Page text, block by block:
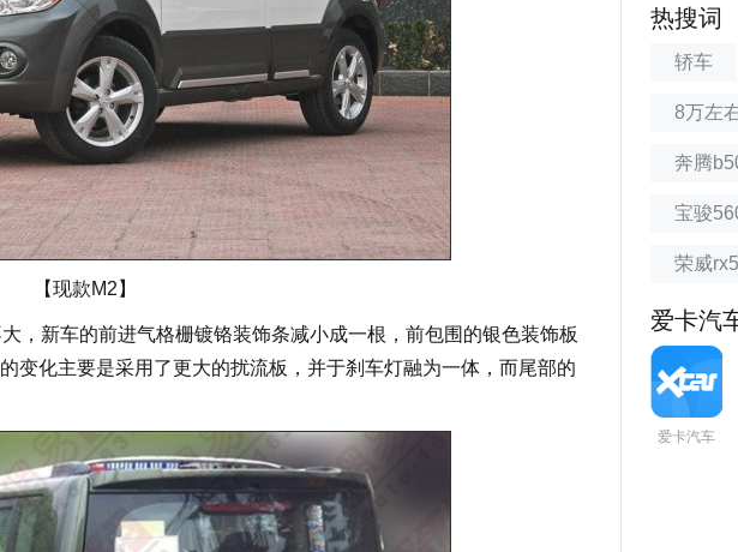
【现款M2】
新车的前进气格栅镀铬装饰条减小成一根，前包围的银色装饰板
变化主要是采用了更大的扰流板，并于刹车灯融为一体，而尾部的
热搜词
轿车
8万左
奔腾
宝骏
荣威rx5
爱卡汽
爱卡汽车